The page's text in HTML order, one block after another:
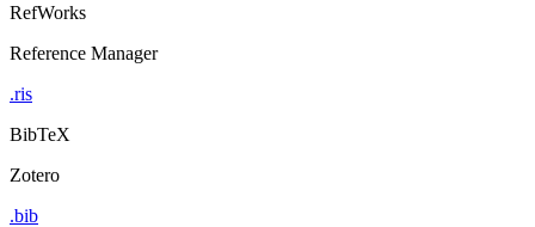
RefWorks
Reference Manager
.ris
BibTeX
Zotero
.bib